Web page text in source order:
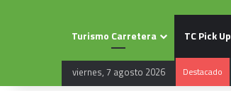
Turismo Carretera TC Pick Up
viernes, 7 agosto 2026 Destacado